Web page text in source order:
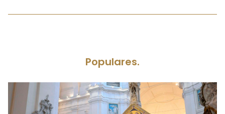
Populares.